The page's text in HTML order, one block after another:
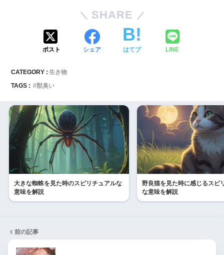
SHARE
ポスト シェア はてブ LINE
CATEGORY : 生き物
TAGS :
獣臭い
大きな蜘蛛を見た時のスピリチュアルな
意味を解説
野良猫を見た時に感じるスピ
な意味を解説
前の記事